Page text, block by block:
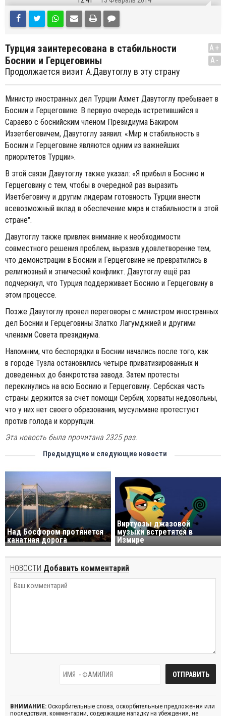
Турция заинтересована в стабильности
Боснии и Герцеговины
Продолжается визит А.Давутоглу в эту страну
A+
A-
Министр иностранных дел Турции Ахмет Давутоглу пребывает в
Боснии и Герцеговине. В первую очередь встретившийся в
Сараево с боснийским членом Президиума Бакиром
Иззетбеговичем, Давутоглу заявил: «Мир и стабильность в
Боснии и Герцеговине являются одним из важнейших
приоритетов Турции».
В этой связи Давутоглу также указал: «Я прибыл в Боснию и
Герцеговину с тем, чтобы в очередной раз выразить
Изетбеговичу и другим лидерам готовность Турции внести
всевозможный вклад в обеспечение мира и стабильности в этой
стране".
Давутоглу также привлек внимание к необходимости
совместного решения проблем, выразив удовлетворение тем,
что демонстрации в Боснии и Герцеговине не превратились в
религиозный и этнический конфликт. Давутоглу ещё раз
подчеркнул, что Турция поддерживает Боснию и Герцеговину в
этом процессе.
Позже Давутоглу провел переговоры с министром иностранных
дел Боснии и Герцеговины Златко Лагумджией и другими
членами Совета президиума.
Напомним, что беспорядки в Боснии начались после того, как
в городе Тузла остановились четыре приватизированных и
доведенных до банкротства завода. Затем протесты
перекинулись на всю Боснию и Герцеговину. Сербская часть
страны держится за счет помощи Сербии, хорваты недовольны,
что у них нет своего образования, мусульмане протестуют
против голода и коррупции.
Эта новость была прочитана 2325 раз.
Предыдущие и следующие новости
Над Босфором протянется
канатная дорога
Виртуозы джазовой
музыки встретятся в
Измире
НОВОСТИ Добавить комментарий
ВНИМАНИЕ: Оскорбительные слова, оскорбительные предложения или
последствия, комментарии, содержащие нападку на убеждения, не